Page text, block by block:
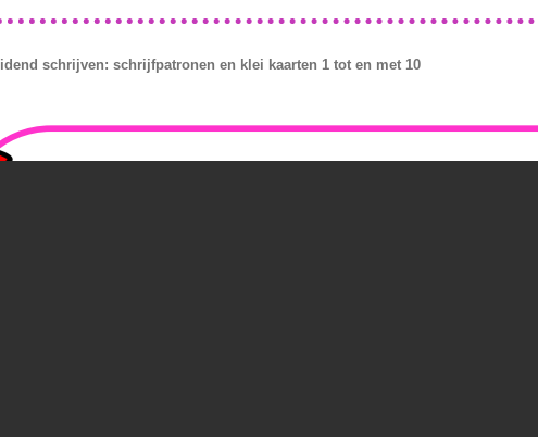
schrijven: schrijfpatronen en klei kaarten 1 tot en met 10